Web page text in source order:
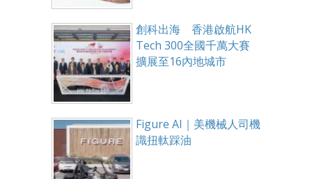
創科出海 香港啟航HK
Tech 300全國千萬大賽
擴展至16內地城市
Figure AI｜美機械人司機
識扭軚踩油